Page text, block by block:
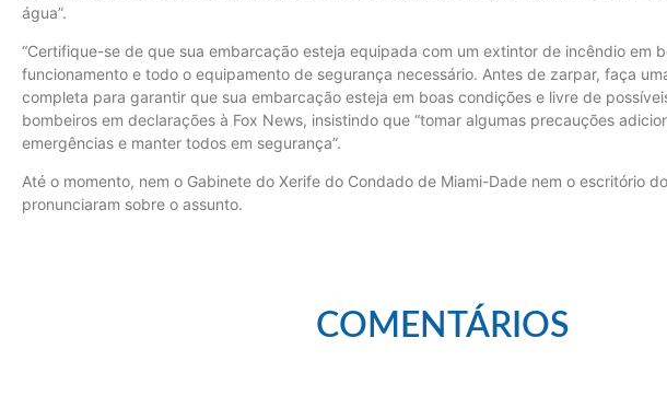
água”.
“Certifique-se de que sua embarcação esteja equipada com um extintor de incêndio em
funcionamento e todo o equipamento de segurança necessário. Antes de zarpar, faça
completa para garantir que sua embarcação esteja em boas condições e livre de
bombeiros em declarações à Fox News, insistindo que “tomar algumas precauções
emergências e manter todos em segurança”.
Até o momento, nem o Gabinete do Xerife do Condado de Miami-Dade nem o escritório
pronunciaram sobre o assunto.
COMENTÁRIOS